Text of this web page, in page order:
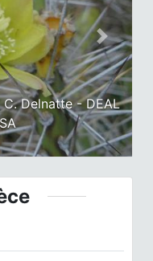
Delnatte - DEAL
Next